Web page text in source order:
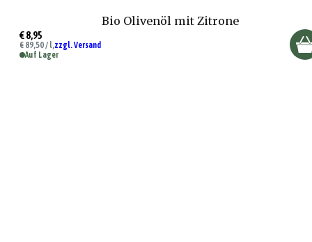
Bio Olivenöl mit Zitrone
€ 8,95
€ 89,50 / l,zzgl. Versand
Auf Lager